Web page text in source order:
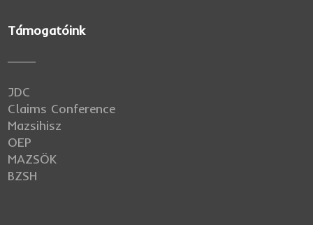
Támogatóink
JDC
Claims Conference
Mazsihisz
OEP
MAZSÖK
BZSH